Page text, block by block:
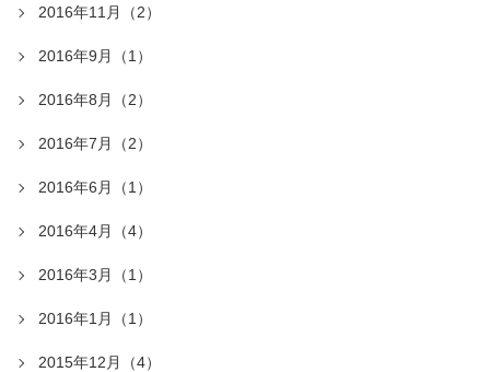
2016年11月（2）
2016年9月（1）
2016年8月（2）
2016年7月（2）
2016年6月（1）
2016年4月（4）
2016年3月（1）
2016年1月（1）
2015年12月（4）